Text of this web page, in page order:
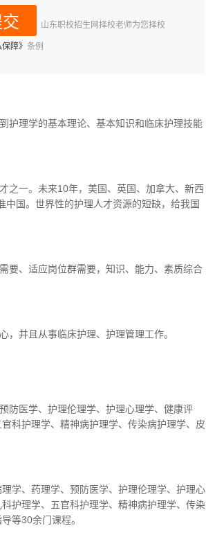
山东职校招生网择校老师为您择校
保障》 条例
护理学的基本理论、基本知识和临床护理技能
之一。未来10年，美国、英国、加拿大、新西
国。世界性的护理人才资源的短缺，给我国
要、适应岗位群需要，知识、能力、素质综合
并且从事临床护理、护理管理工作。
防医学、护理伦理学、护理心理学、健康评
科护理学、精神病护理学、传染病护理学、皮
学、药理学、预防医学、护理伦理学、护理心
护理学、五官科护理学、精神病护理学、传染
等30余门课程。